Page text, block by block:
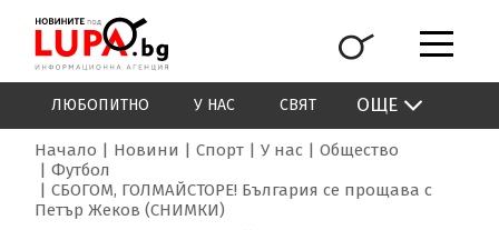
ЛЮБОПИТНО У НАС СВЯТ ОЩЕ
Начало Новини Спорт У нас
Общество
Футбол
СБОГОМ, ГОЛМАЙСТОРЕ! България се прощава с
Петър Жеков (СНИМКИ)